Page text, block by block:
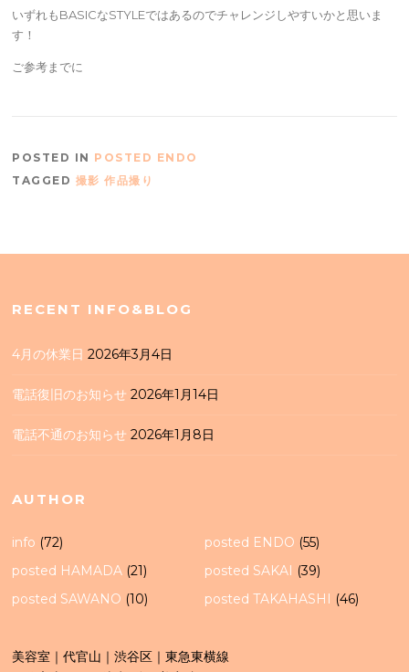
いずれもBASICなSTYLEではあるのでチャレンジしやすいかと思いま
す！
ご参考までに
POSTED IN POSTED ENDO
TAGGED 撮影 作品撮り
RECENT INFO&BLOG
4月の休業日 2026年3月4日
電話復旧のお知らせ 2026年1月14日
電話不通のお知らせ 2026年1月8日
AUTHOR
info (72) posted ENDO (55)
posted HAMADA (21) posted SAKAI (39)
posted SAWANO (10) posted TAKAHASHI (46)
美容室｜代官山｜渋谷区｜東急東横線